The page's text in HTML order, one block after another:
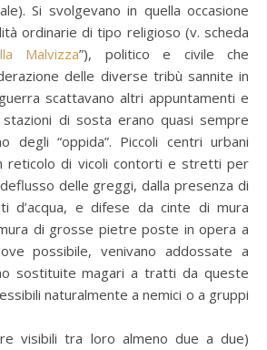
Si svolgevano in quella occasione
ordinarie di tipo religioso (v. scheda
Malvizza”), politico e civile che
delle diverse tribù sannite in
scattavano altri appuntamenti e
di sosta erano quasi sempre
degli “oppida”. Piccoli centri urbani
reticolo di vicoli contorti e stretti per
delle greggi, dalla presenza di
d’acqua, e difese da cinte di mura
di grosse pietre poste in opera a
possibile, venivano addossate a
sostituite magari a tratti da queste
naturalmente a nemici o a gruppi
visibili tra loro almeno due a due)